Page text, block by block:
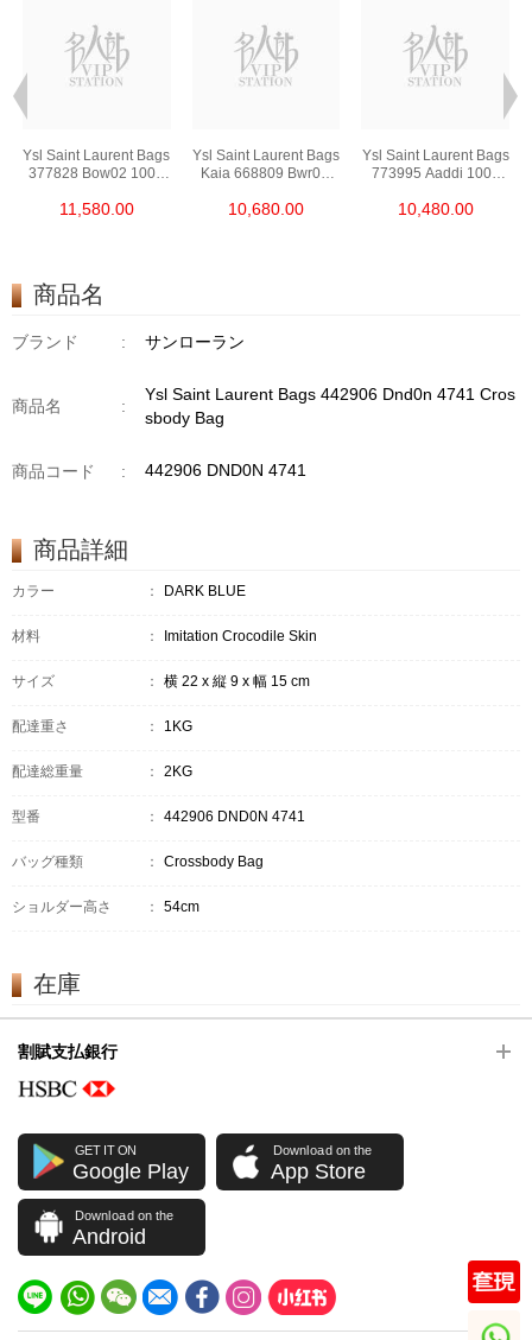
Ysl Saint Laurent Bags
377828 Bow02 1000
Bag
11,580.00
Ysl Saint Laurent Bags
Kaia 668809 Bwr0w
Bag/Crossbody Bag
10,680.00
Ysl Saint Laurent Bags
773995 Aaddi 1000
Bag/Crossbody Bag
10,480.00
商品名
ブランド : サンローラン
商品名 :
Ysl Saint Laurent Bags 442906 Dnd0n 4741 Cros
sbody Bag
商品コード : 442906 DND0N 4741
商品詳細
カラー ： DARK BLUE
材料 ： Imitation Crocodile Skin
サイズ ： 横 22 x 縦 9 x 幅 15 cm
配達重さ ： 1KG
配達総重量 ： 2KG
型番 ： 442906 DND0N 4741
バッグ種類 ： Crossbody Bag
ショルダー高さ ： 54cm
在庫
割賦支払銀行
GET IT ON
Google Play
Download on the
App Store
Download on the
Android